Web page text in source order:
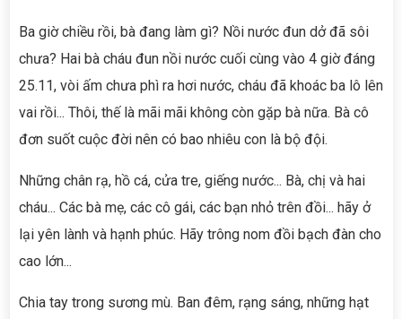
Ba giờ chiều rồi, bà đang làm gì? Nồi nước đun dở đã sôi
chưa? Hai bà cháu đun nồi nước cuối cùng vào 4 giờ đáng
25.11, vòi ấm chưa phì ra hơi nước, cháu đã khoác ba lô lên
vai rồi... Thôi, thế là mãi mãi không còn gặp bà nữa. Bà cô
đơn suốt cuộc đời nên có bao nhiêu con là bộ đội.
Những chân rạ, hồ cá, cửa tre, giếng nước... Bà, chị và hai
cháu... Các bà mẹ, các cô gái, các bạn nhỏ trên đồi... hãy ở
lại yên lành và hạnh phúc. Hãy trông nom đồi bạch đàn cho
cao lớn...
Chia tay trong sương mù. Ban đêm, rạng sáng, những hạt